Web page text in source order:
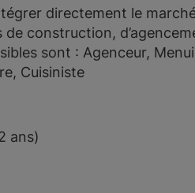
directement le
construction,
sont : Agenceur,
Cuisiniste
ans)